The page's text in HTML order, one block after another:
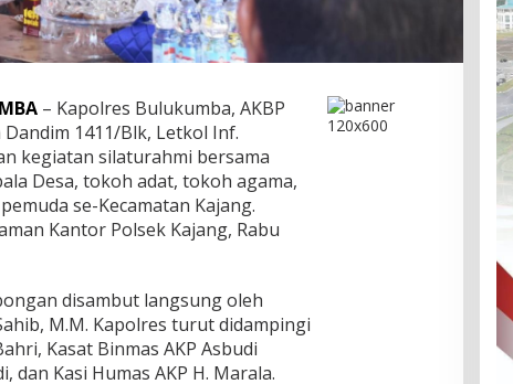
– Kapolres Bulukumba, AKBP
Dandim 1411/Blk, Letkol Inf.
kegiatan silaturahmi bersama
Desa, tokoh adat, tokoh agama,
se-Kecamatan Kajang.
Kantor Polsek Kajang, Rabu
disambut langsung oleh
M.M. Kapolres turut didampingi
Kasat Binmas AKP Asbudi
dan Kasi Humas AKP H. Marala.